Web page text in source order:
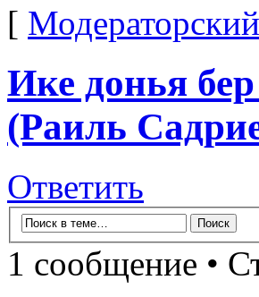
[
Ике донья
(Раиль
Ответить
1 сообщение •